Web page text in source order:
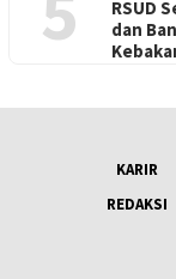
RSUD
dan
KARIR
REDAKSI